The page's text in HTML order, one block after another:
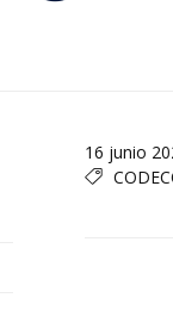
16 junio
 Tags